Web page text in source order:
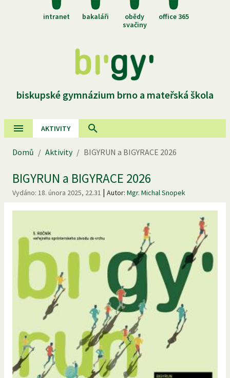
intranet bakaláři
obědy
svačiny
office 365
biskupské gymnázium brno a mateřská škola
AKTIVITY
Domů / Aktivity / BIGYRUN a BIGYRACE 2026
BIGYRUN a BIGYRACE 2026
Vydáno: 18. února 2025, 22.31 | Autor: Mgr. Michal Snopek